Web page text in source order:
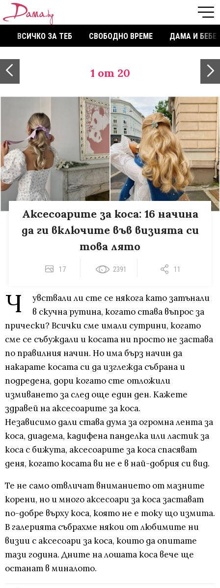
ВСИЧКО ЗА ТЕБ СВОБОДНО ВРЕМЕ ДАМА И БЕБЕ
1 от 20
Аксесоарите за коса: 16 начина
да ги включите във визията си
това лято
17 2391 11
Ч
увствали ли сте се някога като затънали
в скучна рутина, когато става въпрос за
прически? Всички сме имали сутрини, когато
сме се събуждали и косата ни просто не застава
по правилния начин. Но има бърз начин да
накарате косата си да изглежда събрана и
подредена, дори когато сте отложили
измиването за след още един ден. Кажете
здравей на аксесоарите за коса.
Независимо дали става дума за огромна лента за
коса, диадема, кадифена панделка или ластик за
коса с бижута, аксесоарите за коса спасяват
деня, когато косата ви не е в най-добрия си вид.
Те не само отвличат вниманието от мазните
корени, но и много аксесоари за коса застават
по-добре върху коса, която не е току що измита.
В галерията събрахме някои от любимите ни
визии с аксесоари за коса, които да опитате
тази година. Дните на лошата коса вече ще
останат в миналото.